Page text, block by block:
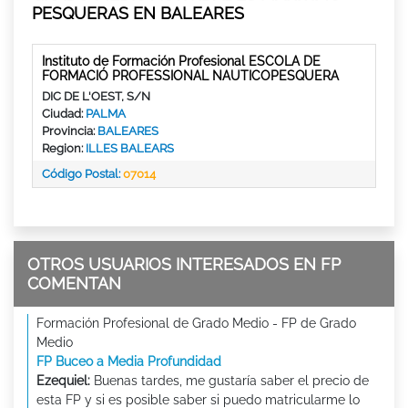
PESQUERAS EN BALEARES
Instituto de Formación Profesional ESCOLA DE
FORMACIÓ PROFESSIONAL NAUTICOPESQUERA
DIC DE L'OEST, S/N
Ciudad: PALMA
Provincia: BALEARES
Region: ILLES BALEARS
Código Postal:07014
OTROS USUARIOS INTERESADOS EN FP
COMENTAN
Formación Profesional de Grado Medio - FP de Grado
Medio
FP Buceo a Media Profundidad
Ezequiel: Buenas tardes, me gustaría saber el precio de
esta FP y si es posible saber si puedo matricularme lo